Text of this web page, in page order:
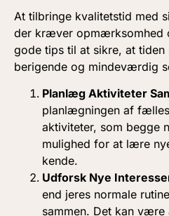
At tilbringe kvalitetstid med
der kræver opmærksomhed
gode tips til at sikre, at tiden
berigende og mindeværdig
Planlæg Aktiviteter
planlægningen af
aktiviteter, som begge
mulighed for at lære
kende.
Udforsk Nye
end jeres normale
sammen. Det kan være